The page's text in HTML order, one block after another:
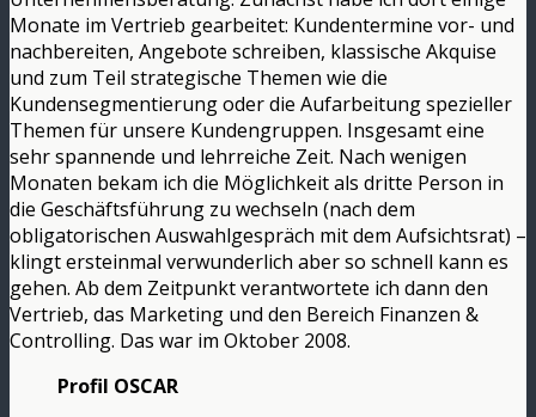
Monate im Vertrieb gearbeitet: Kundentermine vor- und
nachbereiten, Angebote schreiben, klassische Akquise
und zum Teil strategische Themen wie die
Kundensegmentierung oder die Aufarbeitung spezieller
Themen für unsere Kundengruppen. Insgesamt eine
sehr spannende und lehrreiche Zeit. Nach wenigen
Monaten bekam ich die Möglichkeit als dritte Person in
die Geschäftsführung zu wechseln (nach dem
obligatorischen Auswahlgespräch mit dem Aufsichtsrat) –
klingt ersteinmal verwunderlich aber so schnell kann es
gehen. Ab dem Zeitpunkt verantwortete ich dann den
Vertrieb, das Marketing und den Bereich Finanzen &
Controlling. Das war im Oktober 2008.
Profil OSCAR